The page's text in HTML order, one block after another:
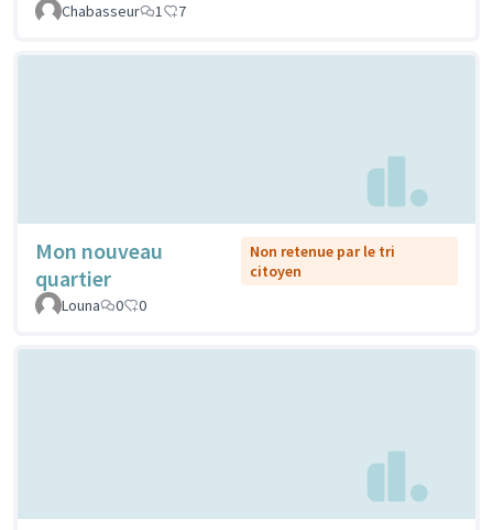
Chabasseur
1 7
Mon nouveau
quartier
Non retenue par le tri
citoyen
Louna
0 0